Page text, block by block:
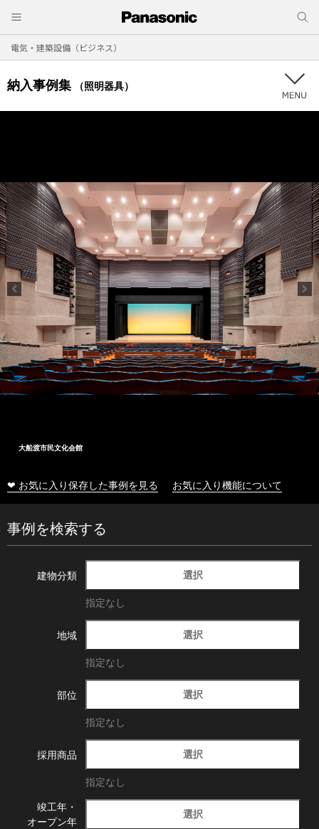
電気・建築設備（ビジネス）
納入事例集 （照明器具）
大船渡市民文化会館
❤ お気に入り保存した事例を見る お気に入り機能について
事例を検索する
建物分類 選択
指定なし
地域 選択
指定なし
部位 選択
指定なし
採用商品 選択
指定なし
竣工年・
オープン年
選択